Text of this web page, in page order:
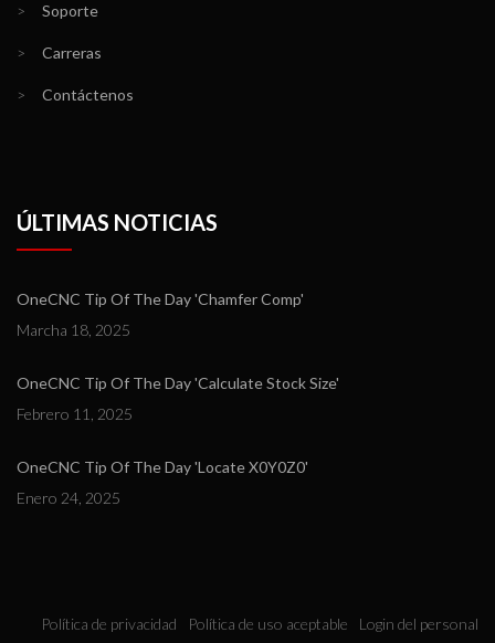
> Soporte
> Carreras
> Contáctenos
ÚLTIMAS NOTICIAS
OneCNC Tip Of The Day 'Chamfer Comp'
Marcha 18, 2025
OneCNC Tip Of The Day 'Calculate Stock Size'
Febrero 11, 2025
OneCNC Tip Of The Day 'Locate X0Y0Z0'
Enero 24, 2025
Política de privacidad Política de uso aceptable
Login del personal